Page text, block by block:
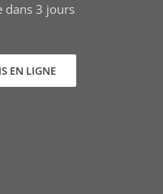
dans 3 jours
EN LIGNE